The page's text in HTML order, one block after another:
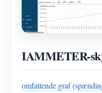
IAMMETER-
omfattende graf